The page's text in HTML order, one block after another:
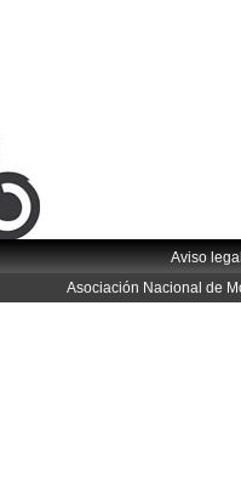
Aviso
Asociación Nacional de